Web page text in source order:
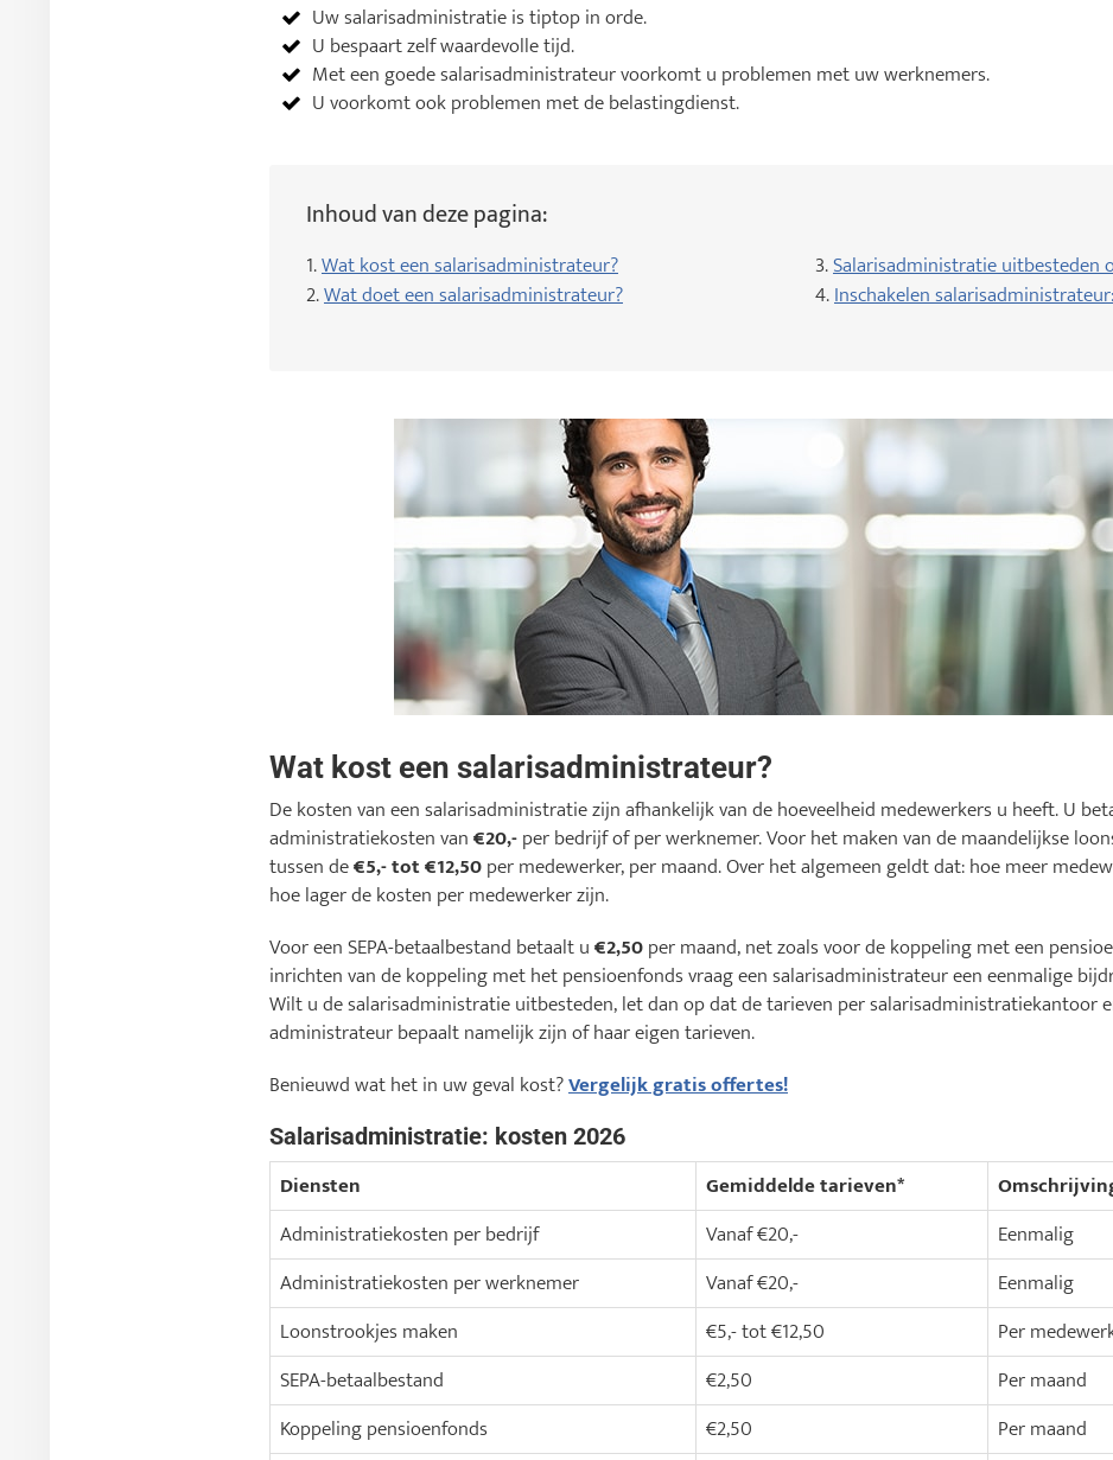
Uw salarisadministratie is tiptop in orde.
U bespaart zelf waardevolle tijd.
Met een goede salarisadministrateur voorkomt u problemen met uw werknemers.
U voorkomt ook problemen met de belastingdienst.
Inhoud van deze pagina:
1.Wat kost een salarisadministrateur?
2.Wat doet een salarisadministrateur?
3.Salarisadministratie uitbesteden
4.Inschakelen
Wat kost een salarisadministrateur?
De kosten van een salarisadministratie zijn afhankelijk van de hoeveelheid medewerkers u heeft. U
administratiekosten van€20,-per bedrijf of per werknemer. Voor het maken van de maandelijkse
tussen de€5,- tot €12,50per medewerker, per maand. Over het algemeen geldt dat: hoe meer
hoe lager de kosten per medewerker zijn.
Voor een SEPA-betaalbestand betaalt u€2,50per maand, net zoals voor de koppeling met een
inrichten van de koppeling met het pensioenfonds vraag een salarisadministrateur een eenmalige
Wilt u de salarisadministratie uitbesteden, let dan op dat de tarieven per salarisadministratiekantoor
administrateur bepaalt namelijk zijn of haar eigen tarieven.
Benieuwd wat het in uw geval kost?Vergelijk gratis offertes!
Salarisadministratie: kosten 2026
Diensten Gemiddelde tarieven*
Administratiekosten per bedrijf
Vanaf €20,-
Eenmalig
Administratiekosten per werknemer
Vanaf €20,-
Eenmalig
Loonstrookjes maken
€5,- tot €12,50
Per
SEPA-betaalbestand
€2,50
Per maand
Koppeling pensioenfonds
€2,50
Per maand